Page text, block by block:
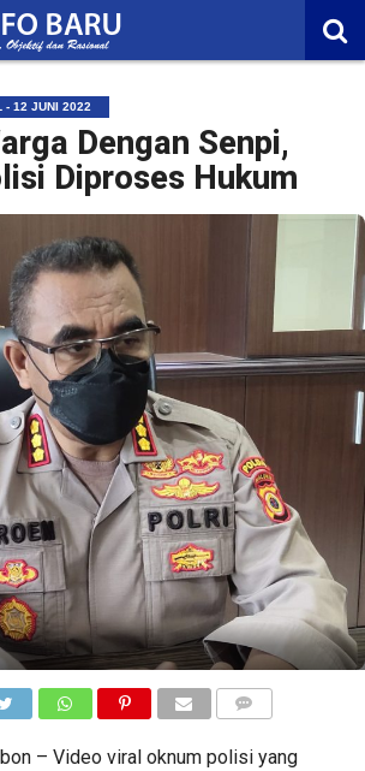
- 12 JUNI 2022
Dengan Senpi,
Diproses Hukum
– Video viral oknum polisi yang